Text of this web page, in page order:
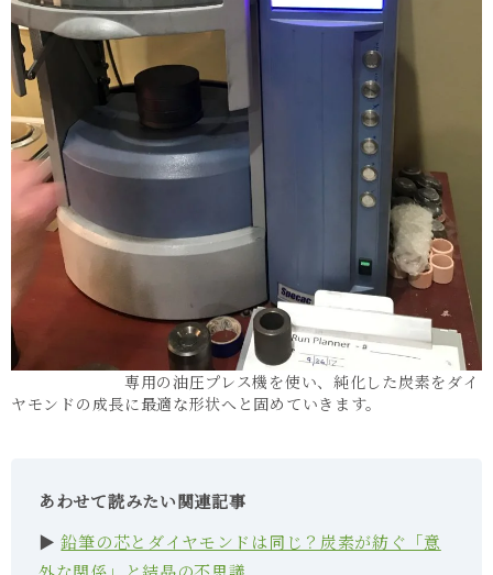
専用の油圧プレス機を使い、純化した炭素をダイ
ヤモンドの成長に最適な形状へと固めていきます。
あわせて読みたい関連記事
▶鉛筆の芯とダイヤモンドは同じ？炭素が紡ぐ「意